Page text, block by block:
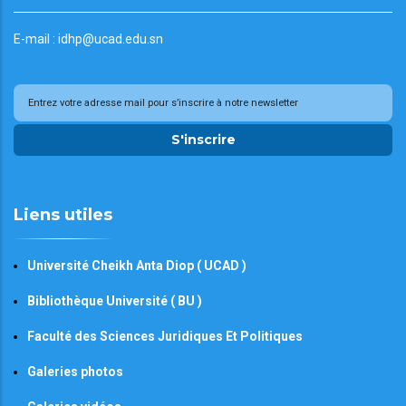
E-mail : idhp@ucad.edu.sn
S'inscrire
Liens utiles
Université Cheikh Anta Diop ( UCAD )
Bibliothèque Université ( BU )
Faculté des Sciences Juridiques Et Politiques
Galeries photos